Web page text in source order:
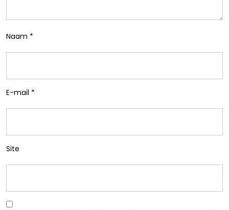
Naam *
E-mail *
Site